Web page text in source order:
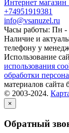
Интернет магазин
+74951919381
info@vsanuzel.ru
Часы работы: Пн -
Наличие и
телефону у
Использование
использования
обработки
материалов сайта
© 2003-2024.
×
Обратный